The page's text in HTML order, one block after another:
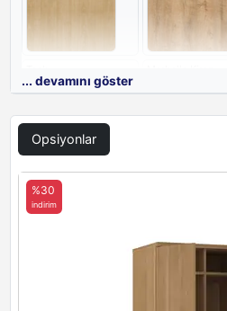
Milano Ceviz
... devamını göster
Opsiyonlar
%30
indirim